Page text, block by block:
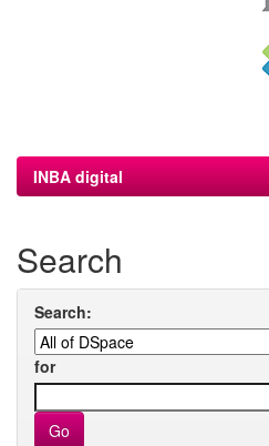
INBA digital
Search
Search:
for